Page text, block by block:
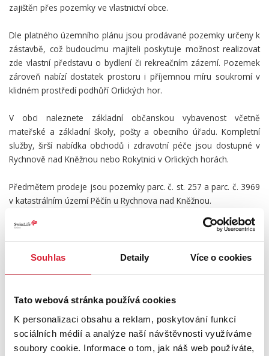
Souhlas Detaily Více o cookies
Tato webová stránka používá cookies
K personalizaci obsahu a reklam, poskytování funkcí
sociálních médií a analýze naší návštěvnosti využíváme
soubory cookie. Informace o tom, jak náš web používáte,
zajištěn přes pozemky ve vlastnictví obce.
Dle platného územního plánu jsou prodávané pozemky určeny k
zástavbě, což budoucímu majiteli poskytuje možnost realizovat
zde vlastní představu o bydlení či rekreačním zázemí. Pozemek
zároveň nabízí dostatek prostoru i příjemnou míru soukromí v
klidném prostředí podhůří Orlických hor.
V obci naleznete základní občanskou vybavenost včetně
mateřské a základní školy, pošty a obecního úřadu. Kompletní
služby, širší nabídka obchodů i zdravotní péče jsou dostupné v
Rychnově nad Kněžnou nebo Rokytnici v Orlických horách.
Předmětem prodeje jsou pozemky parc. č. st. 257 a parc. č. 3969
v katastrálním území Pěčín u Rychnova nad Kněžnou.
Cena nemovitosti je stanovena s ohledem na hodnotu
samotného stavebního pozemku. Původní stavba je tak součástí
nabídky bez navýšení kupní ceny, což novému majiteli poskytuje
prostorem pro realizaci vašich plánů, ať už hledáte klidné bydlení,
chalupu v blízkosti hor nebo zajímavou investiční příležitost.